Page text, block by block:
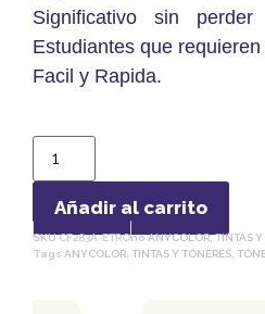
Significativo sin
Estudiantes que
Facil y Rapida.
Añadir al carrito
SKUCF283A-ETROnoANYCOLOR,TINTAS Y
Tags ANYCOLOR TINTAS Y TÓNERES